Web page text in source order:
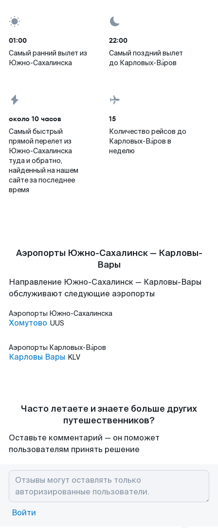
01:00
Самый ранний вылет из
Южно-Сахалинска
22:00
Самый поздний вылет
до Карловых-Ва́ров
около 10 часов
Самый быстрый
прямой перелет из
Южно-Сахалинска
туда и обратно,
найденный на нашем
сайте за последнее
время
15
Количество рейсов до
Карловых-Ва́ров в
неделю
Аэропорты Южно-Сахалинск — Карловы-
Вары
Направление Южно-Сахалинск — Карловы-Вары
обслуживают следующие аэропорты
Аэропорты Южно-Сахалинска
Хомутово UUS
Аэропорты Карловых-Ва́ров
Карловы Вары KLV
Часто летаете и знаете больше других
путешественников?
Оставьте комментарий — он поможет
пользователям принять решение
Войти